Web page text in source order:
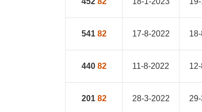
541 82 17-8-2022
440 82 11-8-2022
201 82 28-3-2022